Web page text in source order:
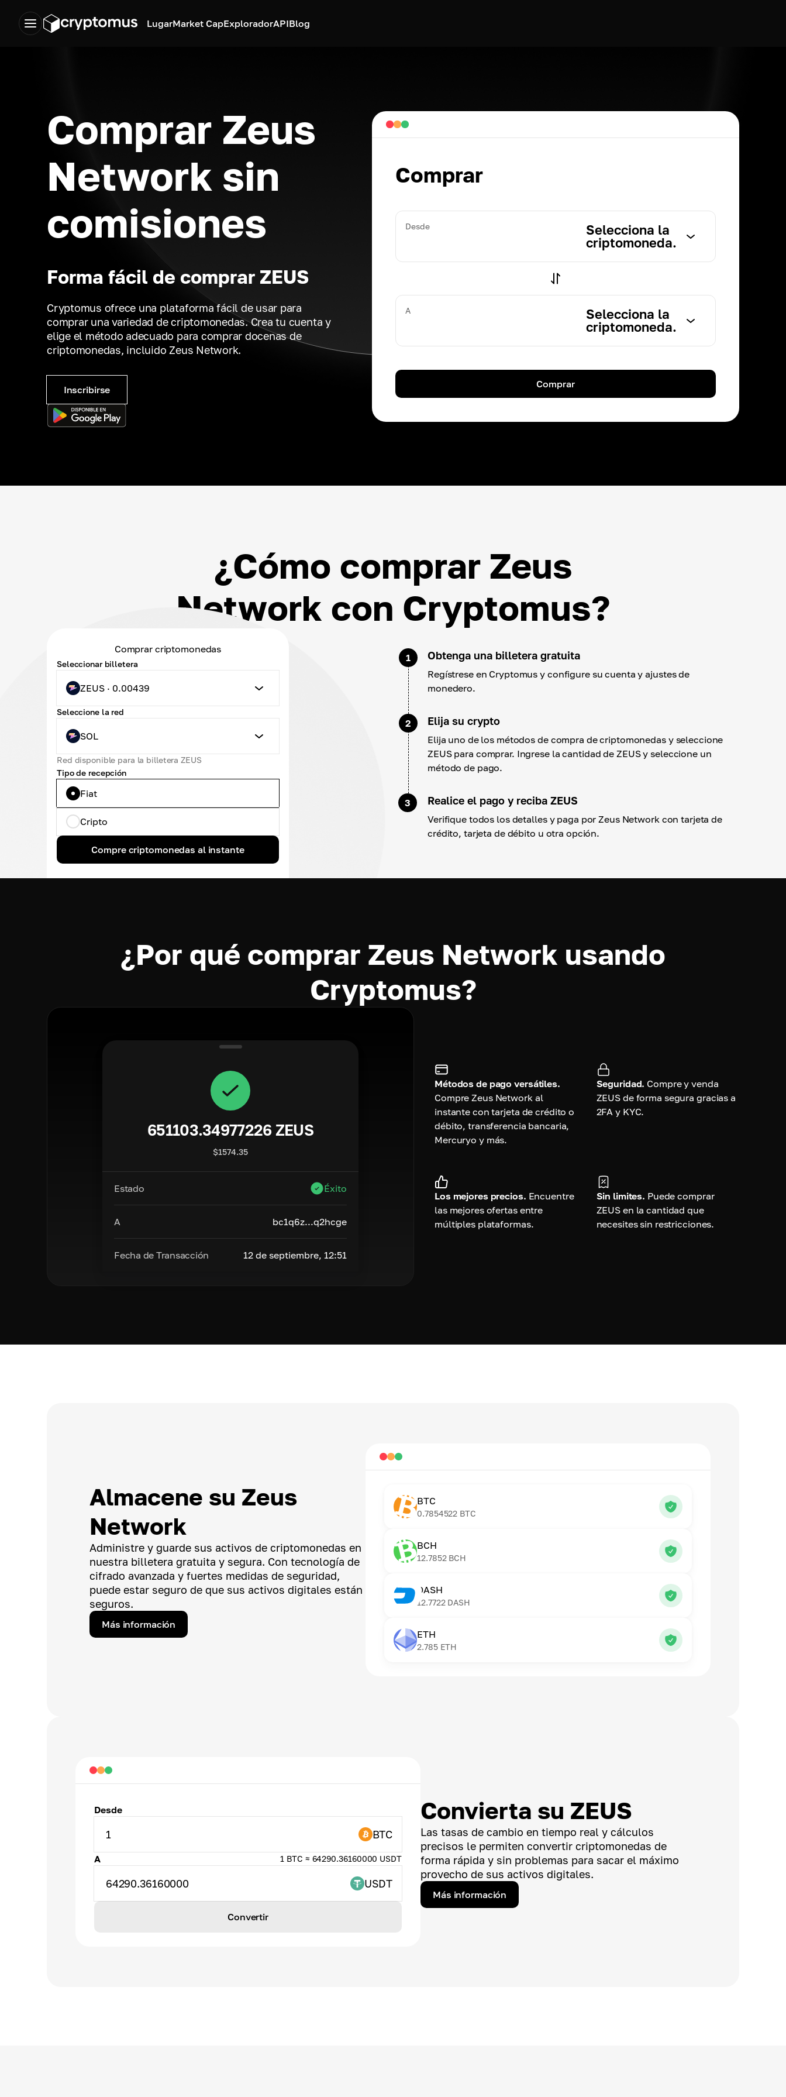
LugarMarket CapExploradorAPIBlog
Comprar Zeus
Network sin
comisiones
Forma fácil de comprar ZEUS
Cryptomus ofrece una plataforma fácil de usar para
comprar una variedad de criptomonedas. Crea tu cuenta y
elige el método adecuado para comprar docenas de
criptomonedas, incluido Zeus Network.
Inscribirse
Comprar
Desde
Selecciona la
criptomoneda.
A
Selecciona la
criptomoneda.
Comprar
¿Cómo comprar Zeus
Network con Cryptomus?
Comprar criptomonedas
Seleccionar billetera
ZEUS · 0.00439
Seleccione la red
SOL
Red disponible para la billetera ZEUS
Tipo de recepción
Fiat
Cripto
Compre criptomonedas al instante
1 Obtenga una billetera gratuita
Regístrese en Cryptomus y configure su cuenta y ajustes de
monedero.
2 Elija su crypto
Elija uno de los métodos de compra de criptomonedas y seleccione
ZEUS para comprar. Ingrese la cantidad de ZEUS y seleccione un
método de pago.
3 Realice el pago y reciba ZEUS
Verifique todos los detalles y paga por Zeus Network con tarjeta de
crédito, tarjeta de débito u otra opción.
¿Por qué comprar Zeus Network usando
Cryptomus?
651103.34977226 ZEUS
$1574.35
Estado Éxito
A bc1q6z...q2hcge
Fecha de Transacción 12 de septiembre, 12:51
Métodos de pago versátiles.
Compre Zeus Network al
instante con tarjeta de crédito o
débito, transferencia bancaria,
Mercuryo y más.
Seguridad. Compre y venda
ZEUS de forma segura gracias a
2FA y KYC.
Los mejores precios. Encuentre
las mejores ofertas entre
múltiples plataformas.
Sin limites. Puede comprar
ZEUS en la cantidad que
necesites sin restricciones.
Almacene su Zeus
Network
Administre y guarde sus activos de criptomonedas en
nuestra billetera gratuita y segura. Con tecnología de
cifrado avanzada y fuertes medidas de seguridad,
puede estar seguro de que sus activos digitales están
seguros.
Más información
BTC
0.7854522 BTC
BCH
12.7852 BCH
DASH
12.7722 DASH
ETH
2.785 ETH
Convierta su ZEUS
Las tasas de cambio en tiempo real y cálculos
precisos le permiten convertir criptomonedas de
forma rápida y sin problemas para sacar el máximo
provecho de sus activos digitales.
Más información
Desde
1 BTC
A 1 BTC ≈ 64290.36160000 USDT
64290.36160000 USDT
Convertir